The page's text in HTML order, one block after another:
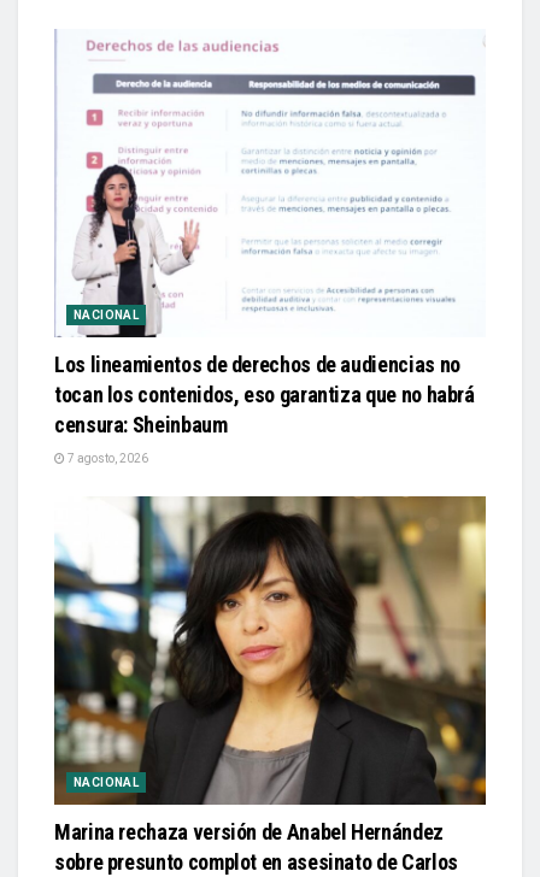
NACIONAL
Los lineamientos de derechos de audiencias no
tocan los contenidos, eso garantiza que no habrá
censura: Sheinbaum
7 agosto, 2026
NACIONAL
Marina rechaza versión de Anabel Hernández
sobre presunto complot en asesinato de Carlos